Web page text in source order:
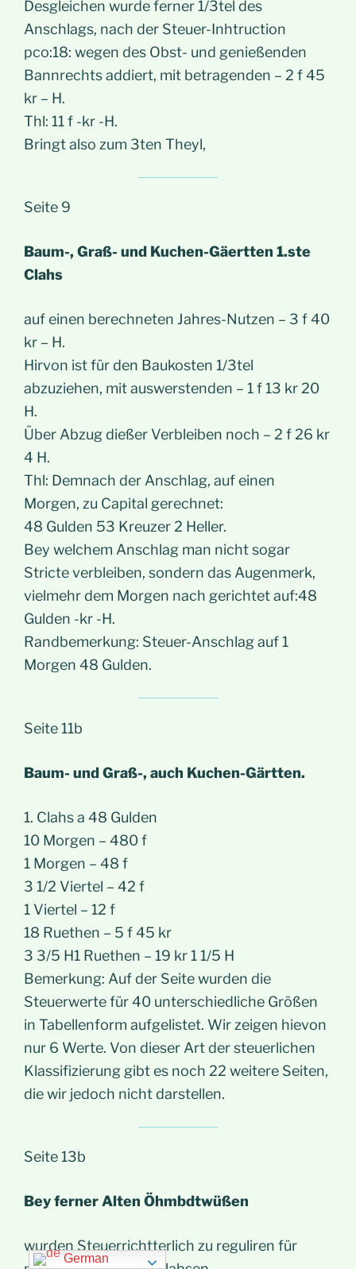
Desgleichen wurde ferner 1/3tel des
Anschlags, nach der Steuer-Inhtruction
pco:18: wegen des Obst- und genießenden
Bannrechts addiert, mit betragenden – 2 f 45
kr – H.
Thl: 11 f -kr -H.
Bringt also zum 3ten Theyl,
Seite 9
Baum-, Graß- und Kuchen-Gäertten 1.ste
Clahs
auf einen berechneten Jahres-Nutzen – 3 f 40
kr – H.
Hirvon ist für den Baukosten 1/3tel
abzuziehen, mit auswerstenden – 1 f 13 kr 20
H.
Über Abzug dießer Verbleiben noch – 2 f 26 kr
4 H.
Thl: Demnach der Anschlag, auf einen
Morgen, zu Capital gerechnet:
48 Gulden 53 Kreuzer 2 Heller.
Bey welchem Anschlag man nicht sogar
Stricte verbleiben, sondern das Augenmerk,
vielmehr dem Morgen nach gerichtet auf:48
Gulden -kr -H.
Randbemerkung: Steuer-Anschlag auf 1
Morgen 48 Gulden.
Seite 11b
Baum- und Graß-, auch Kuchen-Gärtten.
1. Clahs a 48 Gulden
10 Morgen – 480 f
1 Morgen – 48 f
3 1/2 Viertel – 42 f
1 Viertel – 12 f
18 Ruethen – 5 f 45 kr
3 3/5 H1 Ruethen – 19 kr 1 1/5 H
Bemerkung: Auf der Seite wurden die
Steuerwerte für 40 unterschiedliche Größen
in Tabellenform aufgelistet. Wir zeigen hievon
nur 6 Werte. Von dieser Art der steuerlichen
Klassifizierung gibt es noch 22 weitere Seiten,
die wir jedoch nicht darstellen.
Seite 13b
Bey ferner Alten Öhmbdtwüßen
wurden Steuerrichtterlich zu reguliren für
German